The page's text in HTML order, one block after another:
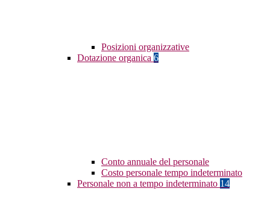
Posizioni organizzative
Dotazione organica 6
Conto annuale del personale
Costo personale tempo indeterminato
Personale non a tempo indeterminato 14